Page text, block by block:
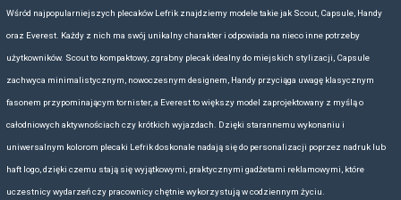
doświadczenie w branży promocyjnej pozwala skutecznie połączyć
funkcjonalność w spójny przekaz marketingowy.
PLECAKI REKLAMOWE DLA FIRM
WYDARZENIA OUTDOOROWE,
WIĘCEJ